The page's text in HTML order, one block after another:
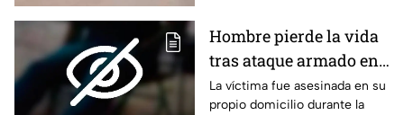
Hombre pierde la vida
tras ataque armado en
suburbio de Acapulco
La víctima fue asesinada en su
propio domicilio durante la